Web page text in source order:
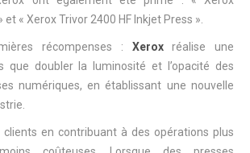
« Xerox Trivor 2400 HF Inkjet Press ».
récompenses : Xeroxréalise une
que doubler la luminosité et l’opacité des
numériques, en établissant une nouvelle
clients en contribuant à des opérations plus